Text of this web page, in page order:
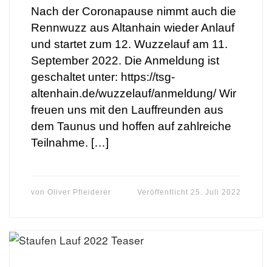
Nach der Coronapause nimmt auch die
Rennwuzz aus Altanhain wieder Anlauf
und startet zum 12. Wuzzelauf am 11.
September 2022. Die Anmeldung ist
geschaltet unter: https://tsg-
altenhain.de/wuzzelauf/anmeldung/ Wir
freuen uns mit den Lauffreunden aus
dem Taunus und hoffen auf zahlreiche
Teilnahme. […]
von Oliver Pfleiderer Veröffentlicht25. Juli 2022